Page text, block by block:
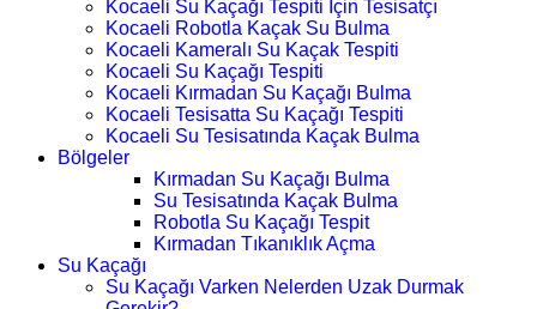
Kocaeli Su Kaçağı Tespiti İçin Tesisatçı
Kocaeli Robotla Kaçak Su Bulma
Kocaeli Kameralı Su Kaçak Tespiti
Kocaeli Su Kaçağı Tespiti
Kocaeli Kırmadan Su Kaçağı Bulma
Kocaeli Tesisatta Su Kaçağı Tespiti
Kocaeli Su Tesisatında Kaçak Bulma
Bölgeler
Kırmadan Su Kaçağı Bulma
Su Tesisatında Kaçak Bulma
Robotla Su Kaçağı Tespit
Kırmadan Tıkanıklık Açma
Su Kaçağı
Su Kaçağı Varken Nelerden Uzak Durmak